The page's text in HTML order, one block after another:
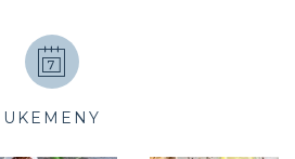
UKEMENY